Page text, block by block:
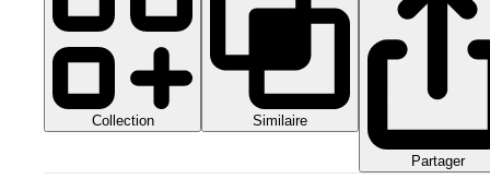
Collection Similaire
Partager